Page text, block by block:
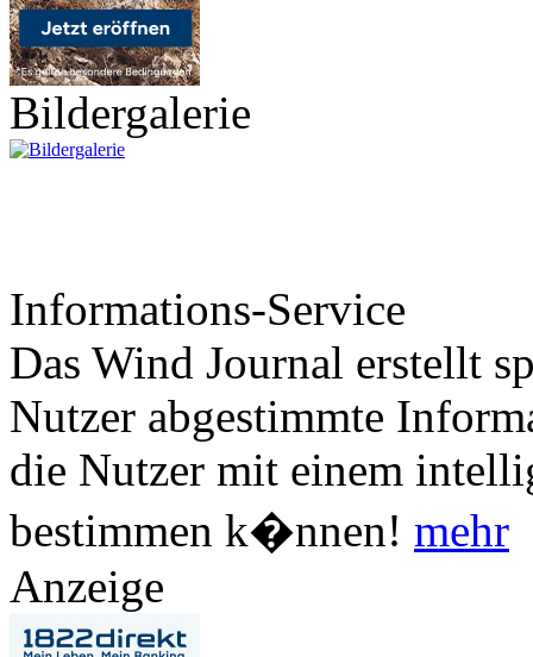
Bildergalerie
Informations-Service
Das Wind Journal erstellt
Nutzer abgestimmte
die Nutzer mit einem
bestimmen k�nnen! mehr
Anzeige